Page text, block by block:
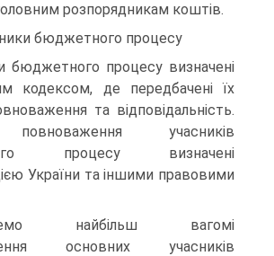
розпорядникам коштів.
бюджетного процесу
бюджетного процесу визначені
кодексом, де передбачені їх
та відповідальність.
учасників
процесу визначені
України та іншими правовими
найбільш вагомі
основних учасників